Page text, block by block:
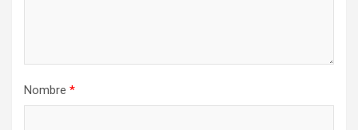
Nombre *